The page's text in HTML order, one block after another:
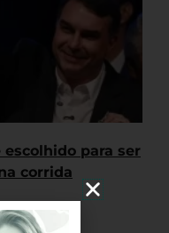
para ser
corrida